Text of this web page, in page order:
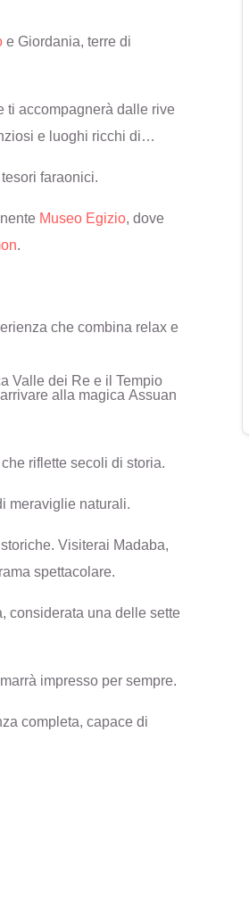
e Giordania, terre di
ti accompagnerà dalle rive
e luoghi ricchi di
faraonici.
Museo Egizio, dove
.
che combina relax e
Valle dei Re e il Tempio
alla magica Assuan
riflette secoli di storia.
meraviglie naturali.
Visiterai Madaba,
spettacolare.
considerata una delle sette
impresso per sempre.
completa, capace di